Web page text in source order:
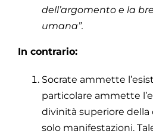
dell’argomento e la
umana”.
In contrario:
Socrate ammette
particolare ammette
divinità superiore della
solo manifestazioni.